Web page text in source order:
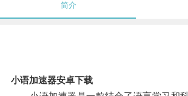
简介
小语加速器安卓下载